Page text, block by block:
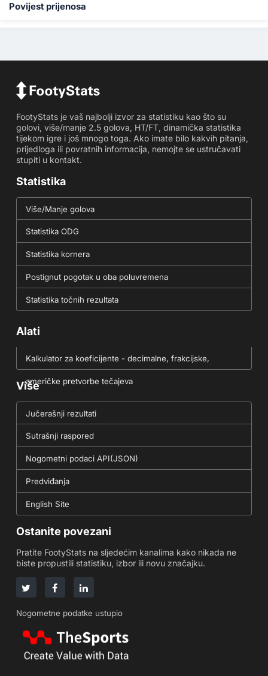
Povijest prijenosa
FootyStats je vaš najbolji izvor za statistiku kao što su
golovi, više/manje 2.5 golova, HT/FT, dinamička statistika
tijekom igre i još mnogo toga. Ako imate bilo kakvih pitanja,
prijedloga ili povratnih informacija, nemojte se ustručavati
stupiti u kontakt.
Statistika
Više/Manje golova
Statistika ODG
Statistika kornera
Postignut pogotak u oba poluvremena
Statistika točnih rezultata
Alati
Kalkulator za koeficijente - decimalne, frakcijske,
američke pretvorbe tečajeva
Više
Jučerašnji rezultati
Sutrašnji raspored
Nogometni podaci API(JSON)
Predviđanja
English Site
Ostanite povezani
Pratite FootyStats na sljedećim kanalima kako nikada ne
biste propustili statistiku, izbor ili novu značajku.
Nogometne podatke ustupio